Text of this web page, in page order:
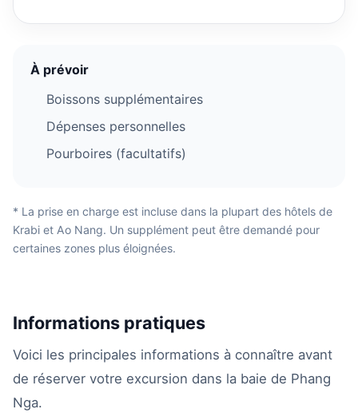
À prévoir
Boissons supplémentaires
Dépenses personnelles
Pourboires (facultatifs)
* La prise en charge est incluse dans la plupart des hôtels de
Krabi et Ao Nang. Un supplément peut être demandé pour
certaines zones plus éloignées.
Informations pratiques
Voici les principales informations à connaître avant
de réserver votre excursion dans la baie de Phang
Nga.